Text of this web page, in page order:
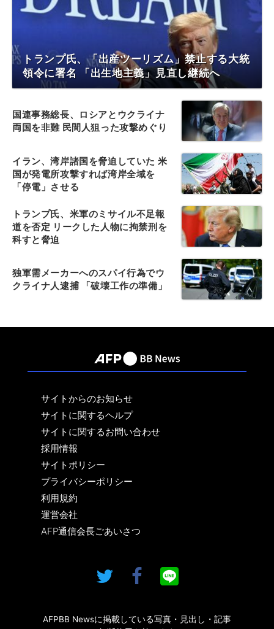
トランプ氏、「出産ツーリズム」禁止する大統
領令に署名 「出生地主義」見直し継続へ
国連事務総長、ロシアとウクライナ
両国を非難 民間人狙った攻撃めぐり
イラン、湾岸諸国を脅迫していた 米
国が発電所攻撃すれば湾岸全域を
「停電」させる
トランプ氏、米軍のミサイル不足報
道を否定 リークした人物に拘禁刑を
科すと脅迫
独軍需メーカーへのスパイ行為でウ
クライナ人逮捕 「破壊工作の準備」
サイトからのお知らせ
サイトに関するヘルプ
サイトに関するお問い合わせ
採用情報
サイトポリシー
プライバシーポリシー
利用規約
運営会社
AFP通信会長ごあいさつ
AFPBB Newsに掲載している写真・見出し・記事